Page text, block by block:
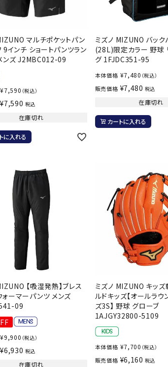
ランニングバ
その他アクセ
トレーニング用品
トレーニング用品
アウト
ウィメンズア
キッズ・ベビ
アウトドアシ
トレッキング
その他アクセ
キャンプ用品
キャリー・コンテナ
クーラー・ジャグ
クッキングウェア
シュラフ・寝具
テーブル・チェア関連
テーブルウェア
バーベキュー・焚き火
バッグ
ベット・マット・シート
Speedo SSK
UMBRO VICTAS
Wstudio YASAKA YONEX
マルチポケットパン
9インチ ショートパンツラン
ンズ J2MBC012-09
¥7,590 （税込）
¥7,590 税込
在庫切れ
に入れる
ミズノ MIZUNO バック
(28L)限定カラー 野球
グ 1FJDC351-95
本体価格 ¥7,480 （税込）
販売価格 ¥7,480 税込
在庫切れ
カートに入れる
【吸湿発熱】ブレス
ォーマーパンツ メンズ
09
¥9,900 （税込）
¥6,930 税込
在庫切れ
ミズノ MIZUNO キッズ
ルドキッズ【オールラウ
ズ3S】 野球 グローブ
1AJGY32800-5109
本体価格 ¥7,700 （税込）
販売価格 ¥6,160 税込